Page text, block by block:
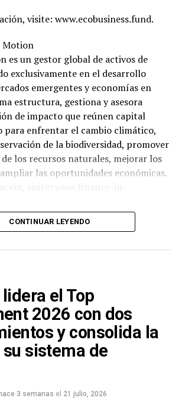
visite: www.ecobusiness.fund.
Motion
es un gestor global de activos de
exclusivamente en el desarrollo
emergentes y economías en
estructura, gestiona y asesora
de impacto que reúnen capital
para enfrentar el cambio climático,
de la biodiversidad, promover
los recursos naturales, mejorar los
las oportunidades económicas.
CONTINUAR LEYENDO
el Top
2026 con dos
y consolida la
sistema de
hace 3 semanas el 21 julio, 2026